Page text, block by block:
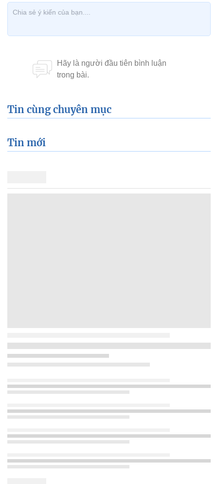
Tin cùng chuyên mục
Tin mới